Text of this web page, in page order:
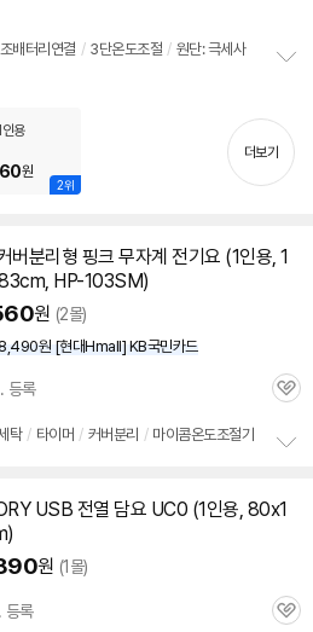
배터리연결 / 3단온도조절 / 원단: 극세사
치
기
2위
용
원
더보기
버분리형 핑크 무자계 전기요 (1인용, 1
HP-103SM)
원 (2몰)
원 [현대Hmall] KB국민카드
등록
관
탁 / 타이머 / 커버분리 / 마이콤온도조절기
USB 전열 담요 UC0 (1인용, 80x1
원 (1몰)
등록
관